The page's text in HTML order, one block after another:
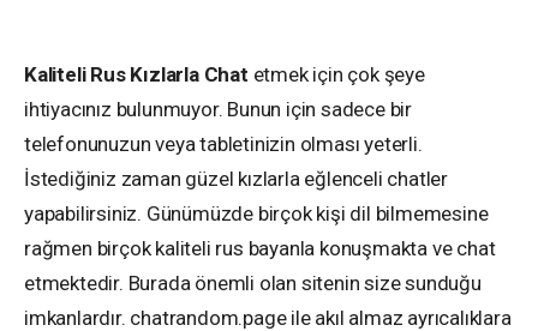
Kaliteli Rus Kızlarla Chat etmek için çok şeye
ihtiyacınız bulunmuyor. Bunun için sadece bir
telefonunuzun veya tabletinizin olması yeterli.
İstediğiniz zaman güzel kızlarla eğlenceli chatler
yapabilirsiniz. Günümüzde birçok kişi dil bilmemesine
rağmen birçok kaliteli rus bayanla konuşmakta ve chat
etmektedir. Burada önemli olan sitenin size sunduğu
imkanlardır. chatrandom.page ile akıl almaz ayrıcalıklara